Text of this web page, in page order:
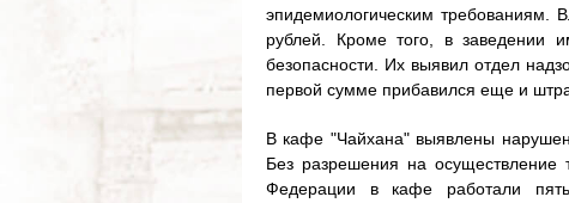
эпидемиологическим требованиям.
рублей. Кроме того, в заведении
безопасности. Их выявил отдел
первой сумме прибавился еще и
В кафе "Чайхана" выявлены
Без разрешения на осуществление
Федерации в кафе работали